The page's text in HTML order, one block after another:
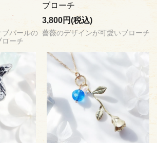
ブパールの
ローチ
ブローチ
3,800円(税込)
薔薇のデザインが可愛いブローチ